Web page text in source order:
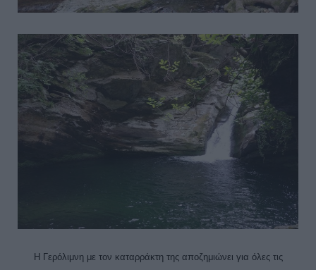
Η Γερόλιμνη με τον καταρράκτη της αποζημιώνει για όλες τις